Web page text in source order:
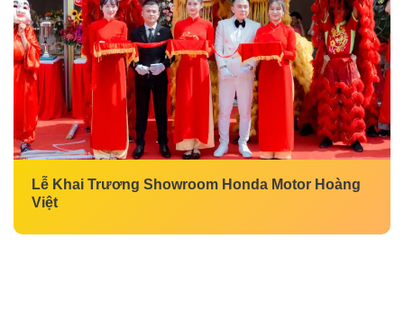
Lễ Khai Trương Showroom Honda Motor Hoàng
Việt